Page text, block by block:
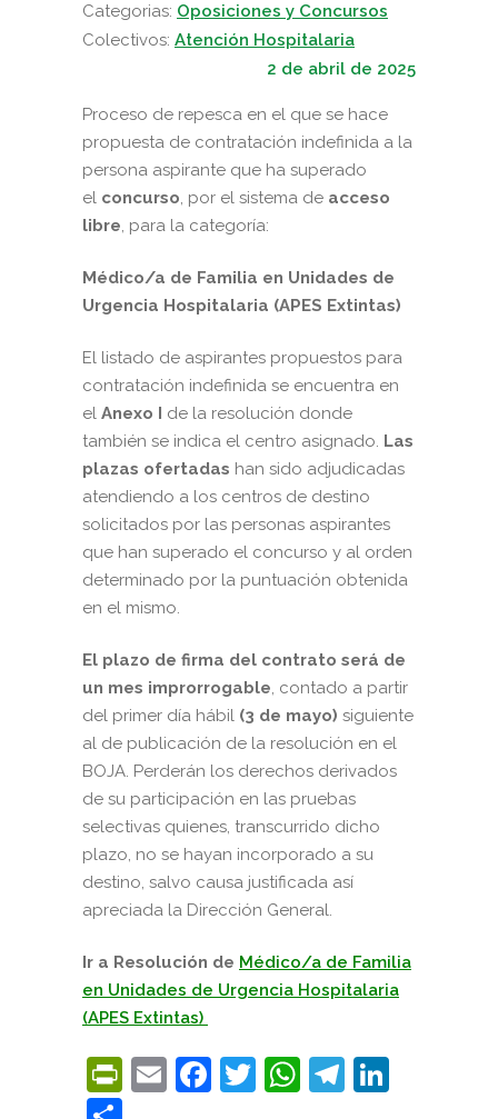
Categorias: Oposiciones y Concursos
Colectivos: Atención Hospitalaria
2 de abril de 2025
Proceso de repesca en el que se hace
propuesta de contratación indefinida a la
persona aspirante que ha superado
el concurso, por el sistema de acceso
libre, para la categoría:
Médico/a de Familia en Unidades de
Urgencia Hospitalaria (APES Extintas)
El listado de aspirantes propuestos para
contratación indefinida se encuentra en
el Anexo I
de la resolución donde
también se indica el centro asignado. Las
plazas ofertadas han sido adjudicadas
atendiendo a los centros de destino
solicitados por las personas aspirantes
que han superado el concurso y al orden
determinado por la puntuación obtenida
en el mismo.
El plazo de firma del contrato será de
un mes improrrogable, contado a partir
del primer día hábil (3 de mayo) siguiente
al de publicación de la resolución en el
BOJA. Perderán los derechos derivados
de su participación en las pruebas
selectivas quienes, transcurrido dicho
plazo, no se hayan incorporado a su
destino, salvo causa justificada así
apreciada la Dirección General.
Ir a Resolución de Médico/a de Familia
en Unidades de Urgencia Hospitalaria
(APES Extintas)
PrintFriendly
EmailFacebook
Twitter
WhatsApp